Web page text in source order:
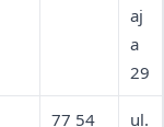
aj
a
29
77 54 ul.